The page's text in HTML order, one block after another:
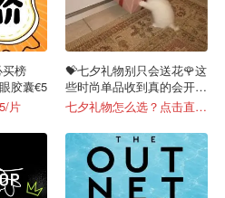
榜
胶囊€5
片
💝七夕礼物别只会送花🌹这
些时尚单品收到真的会开
心！
七夕礼物怎么选？点击直接抄作业